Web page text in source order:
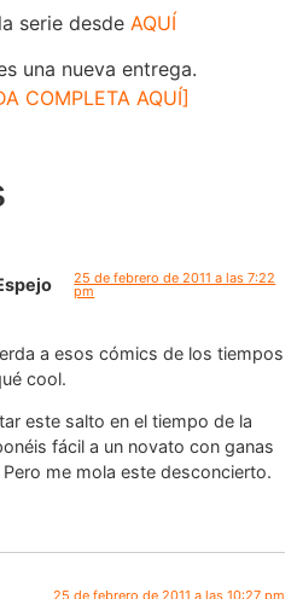
serie desde AQUÍ
una nueva entrega.
COMPLETA AQUÍ]
25 de febrero de 2011 a las 7:22
pm
a esos cómics de los tiempos
cool.
este salto en el tiempo de la
fácil a un novato con ganas
me mola este desconcierto.
25 de febrero de 2011 a las 10:27 pm